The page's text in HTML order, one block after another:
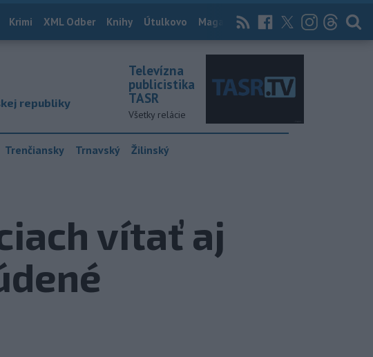
Krimi XML Odber Knihy Útulkovo Magazín News Now Archív
republiky
Televízna
publicistika
TASR
Všetky relácie
Trenčiansky Trnavský Žilinský
vítať aj